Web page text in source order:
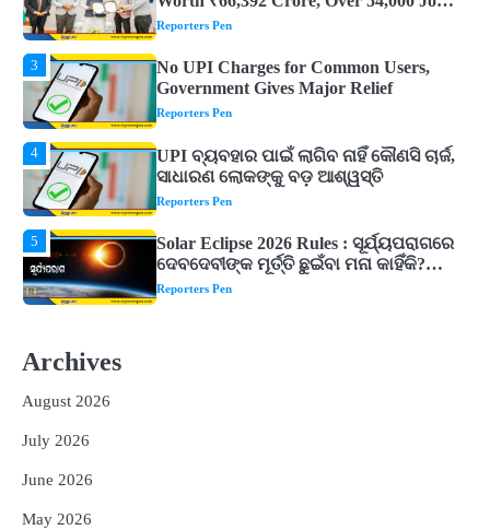
Reporters Pen
4
UPI ବ୍ୟବହାର ପାଇଁ ଲାଗିବ ନାହିଁ କୌଣସି ଚାର୍ଜ,
ସାଧାରଣ ଲୋକଙ୍କୁ ବଡ଼ ଆଶ୍ୱସ୍ତି
Reporters Pen
5
Solar Eclipse 2026 Rules : ସୂର୍ଯ୍ୟପରାଗରେ
ଦେବଦେବୀଙ୍କ ମୂର୍ତ୍ତି ଛୁଇଁବା ମନା କାହିଁକି?
ଜାଣନ୍ତୁ ଏହା ପଛରେ ଥିବା ଧାର୍ମିକ ମାନ୍ୟତା
Reporters Pen
1
Dreaming of Gold, Peacock or Temple?
Know What These 5 Auspicious Dreams
Are Believed to Mean
Reporters Pen
Archives
August 2026
July 2026
June 2026
May 2026